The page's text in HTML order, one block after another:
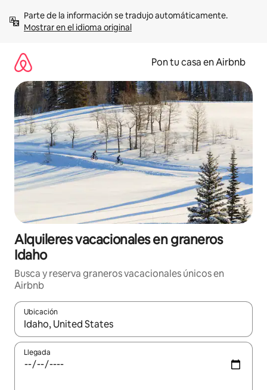
contenidoMostrar en el idioma original
Pon tu casa en Airbnb
Alquileres vacacionales en graneros
Idaho
Busca y reserva graneros vacacionales únicos en
Airbnb
Ubicación
Cuando los resultados estén disponibles, navega con las
Llegada